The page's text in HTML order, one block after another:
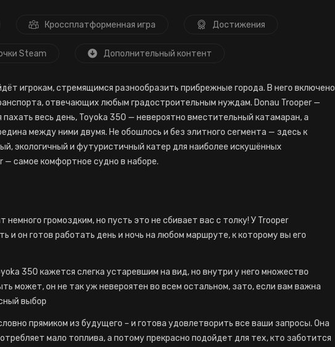
Кроссплатформенная игра Достижения
Steam Дополнительный контент
игрокам, стремящимся разнообразить прибрежные города. В него включено
отвечающих любым градостроительным нуждам. Donau Trooper —
пахать весь день, Toyoka 350 — невероятно вместительный катамаран, а
между ними двумя. Не обошлось и без элитного сегмента — здесь к
экологичный и футуристичный катер для наиболее искушённых
самое комфортное судно в наборе.
немного громоздким, но пусть это не сбивает вас с толку! У Trooper
и он готов работать день и ночь на любом маршруте, к которому вы его
350 кажется слегка устаревшим на вид, но внутри у него множество
может, он не так уж невероятен во всем остальном, зато, если вам важна
выбор
прямиком из будущего – и готова удовлетворить все ваши запросы. Она
мало топлива, а потому прекрасно подойдет для тех, кто заботится